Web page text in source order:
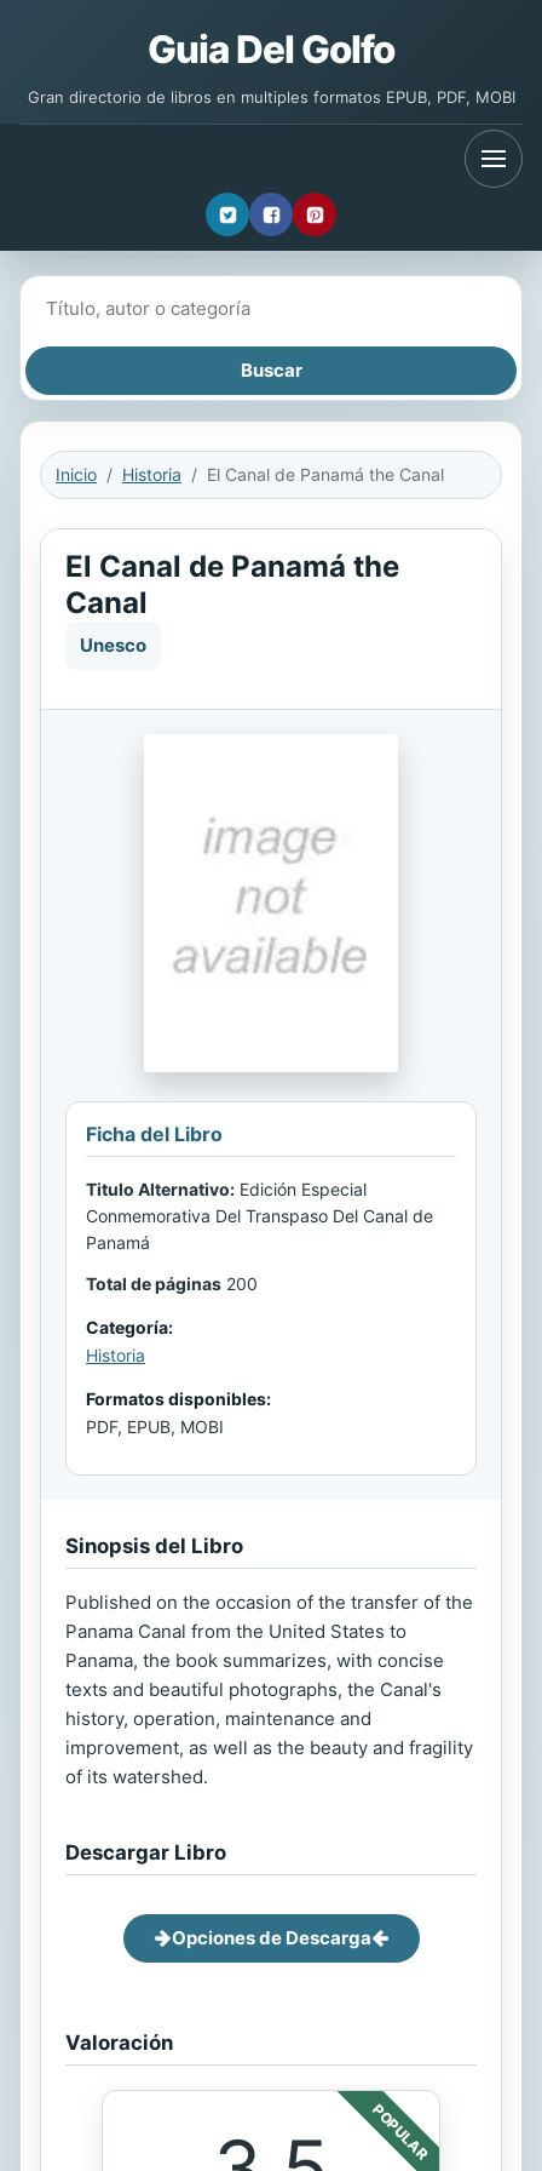
Guia Del Golfo
Gran directorio de libros en multiples formatos EPUB, PDF, MOBI
Inicio Historia El Canal de Panamá the Canal
El Canal de Panamá the
Canal
Unesco
Ficha del Libro
Titulo Alternativo: Edición Especial
Conmemorativa Del Transpaso Del Canal de
Panamá
Total de páginas 200
Categoría:
Historia
Formatos disponibles:
PDF, EPUB, MOBI
Sinopsis del Libro
Published on the occasion of the transfer of the
Panama Canal from the United States to
Panama, the book summarizes, with concise
texts and beautiful photographs, the Canal's
history, operation, maintenance and
improvement, as well as the beauty and fragility
of its watershed.
Descargar Libro
Opciones de Descarga
Valoración
POPULAR